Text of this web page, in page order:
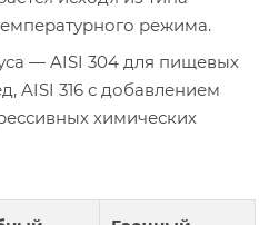
режима.
— AISI 304 для пищевых
AISI 316 с добавлением
химических